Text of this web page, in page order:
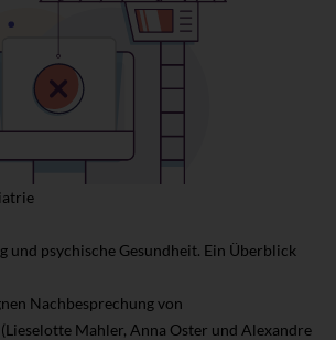
und psychische Gesundheit. Ein Überblick
Nachbesprechung von
Mahler, Anna Oster und Alexandre